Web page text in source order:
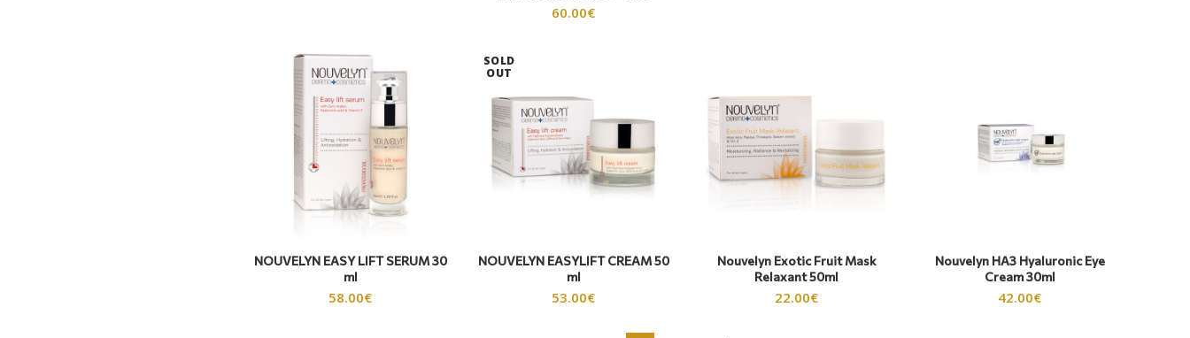
60.00€
NOUVELYN EASY LIFT SERUM 30
ml
58.00€
SOLD
OUT
NOUVELYN EASYLIFT CREAM 50
ml
53.00€
Nouvelyn Exotic Fruit Mask
Relaxant 50ml
22.00€
Nouvelyn HA3 Hyaluronic Eye
Cream 30ml
42.00€